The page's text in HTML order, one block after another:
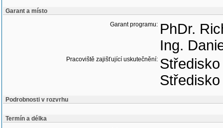
Garant a místo
Garant programu: PhDr.
Ing.
Pracoviště zajišťující uskutečnění:
Podrobnosti v rozvrhu
Termín a délka